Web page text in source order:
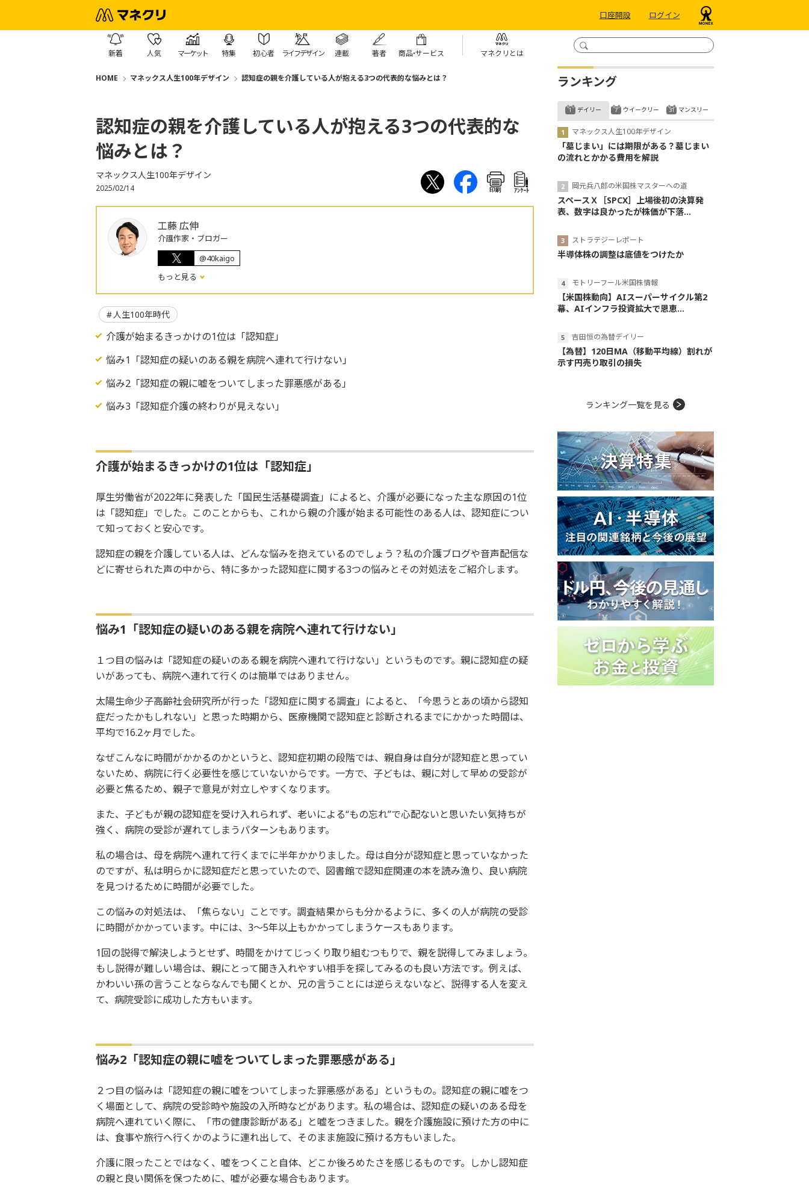
口座開設 ログイン
新着 人気 マーケット 特集 初心者 ライフデザイン 連載 著者 商品・サービス マネクリとは
HOME マネックス人生100年デザイン 認知症の親を介護している人が抱える3つの代表的な悩みとは？
認知症の親を介護している人が抱える3つの代表的な
悩みとは？
マネックス人生100年デザイン
2025/02/14 印刷 ｱﾝｹｰﾄ
工藤 広伸
介護作家・ブロガー
@40kaigo
もっと見る
人生100年時代
介護が始まるきっかけの1位は「認知症」
悩み1「認知症の疑いのある親を病院へ連れて行けない」
悩み2「認知症の親に嘘をついてしまった罪悪感がある」
悩み3「認知症介護の終わりが見えない」
介護が始まるきっかけの1位は「認知症」
厚生労働省が2022年に発表した「国民生活基礎調査」によると、介護が必要になった主な原因の1位
は「認知症」でした。このことからも、これから親の介護が始まる可能性のある人は、認知症につい
て知っておくと安心です。
認知症の親を介護している人は、どんな悩みを抱えているのでしょう？私の介護ブログや音声配信な
どに寄せられた声の中から、特に多かった認知症に関する3つの悩みとその対処法をご紹介します。
悩み1「認知症の疑いのある親を病院へ連れて行けない」
１つ目の悩みは「認知症の疑いのある親を病院へ連れて行けない」というものです。親に認知症の疑
いがあっても、病院へ連れて行くのは簡単ではありません。
太陽生命少子高齢社会研究所が行った「認知症に関する調査」によると、「今思うとあの頃から認知
症だったかもしれない」と思った時期から、医療機関で認知症と診断されるまでにかかった時間は、
平均で16.2ヶ月でした。
なぜこんなに時間がかかるのかというと、認知症初期の段階では、親自身は自分が認知症と思ってい
ないため、病院に行く必要性を感じていないからです。一方で、子どもは、親に対して早めの受診が
必要と焦るため、親子で意見が対立しやすくなります。
また、子どもが親の認知症を受け入れられず、老いによる“もの忘れ”で心配ないと思いたい気持ちが
強く、病院の受診が遅れてしまうパターンもあります。
私の場合は、母を病院へ連れて行くまでに半年かかりました。母は自分が認知症と思っていなかった
のですが、私は明らかに認知症だと思っていたので、図書館で認知症関連の本を読み漁り、良い病院
を見つけるために時間が必要でした。
この悩みの対処法は、「焦らない」ことです。調査結果からも分かるように、多くの人が病院の受診
に時間がかかっています。中には、3～5年以上もかかってしまうケースもあります。
1回の説得で解決しようとせず、時間をかけてじっくり取り組むつもりで、親を説得してみましょう。
もし説得が難しい場合は、親にとって聞き入れやすい相手を探してみるのも良い方法です。例えば、
かわいい孫の言うことならなんでも聞くとか、兄の言うことには逆らえないなど、説得する人を変え
て、病院受診に成功した方もいます。
悩み2「認知症の親に嘘をついてしまった罪悪感がある」
２つ目の悩みは「認知症の親に嘘をついてしまった罪悪感がある」というもの。認知症の親に嘘をつ
く場面として、病院の受診時や施設の入所時などがあります。私の場合は、認知症の疑いのある母を
病院へ連れていく際に、「市の健康診断がある」と嘘をつきました。親を介護施設に預けた方の中に
は、食事や旅行へ行くかのように連れ出して、そのまま施設に預ける方もいました。
介護に限ったことではなく、嘘をつくこと自体、どこか後ろめたさを感じるものです。しかし認知症
の親と良い関係を保つために、嘘が必要な場合もあります。
ランキング
デイリー
マネックス人生100年デザイン
「墓じまい」には期限がある？墓じまい
の流れとかかる費用を解説
岡元兵八郎の米国株マスターへの道
スペースＸ［SPCX］上場後初の決算発
表、数字は良かったが株価が下落...
ストラテジーレポート
半導体株の調整は底値をつけたか
モトリーフール米国株情報
【米国株動向】AIスーパーサイクル第2
幕、AIインフラ投資拡大で恩恵...
吉田恒の為替デイリー
【為替】120日MA（移動平均線）割れが
示す円売り取引の損失
ウイークリー マンスリー
ランキング一覧を見る